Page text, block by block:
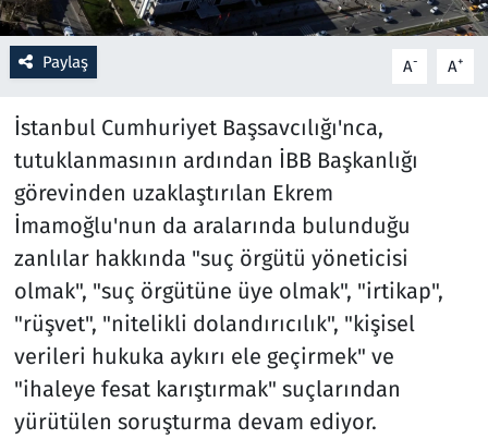
Paylaş A- A+
İstanbul Cumhuriyet Başsavcılığı'nca,
tutuklanmasının ardından İBB Başkanlığı
görevinden uzaklaştırılan Ekrem
İmamoğlu'nun da aralarında bulunduğu
zanlılar hakkında "suç örgütü yöneticisi
olmak", "suç örgütüne üye olmak", "irtikap",
"rüşvet", "nitelikli dolandırıcılık", "kişisel
verileri hukuka aykırı ele geçirmek" ve
"ihaleye fesat karıştırmak" suçlarından
yürütülen soruşturma devam ediyor.
Savunma Sanayi
Seçim 2023
Spor
Teknoloji ve Bilim
Televizyon